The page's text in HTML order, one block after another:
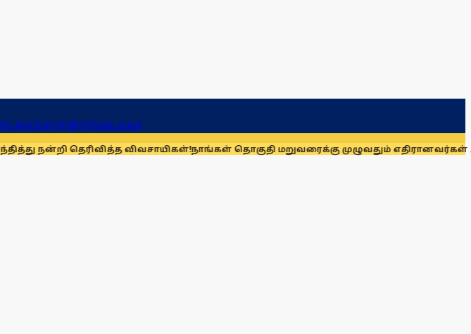
தமிழ்நாடுஇந்தியாஉலகம்
தெரிவித்த விவசாயிகள்!நாங்கள் தொகுதி மறுவரைக்கு முழுவதும் எதிரானவர்கள் அல்லர்: